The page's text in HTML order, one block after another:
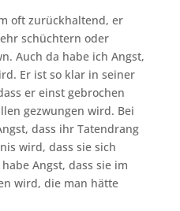
oft zurückhaltend, er
schüchtern oder
Auch da habe ich Angst,
Er ist so klar in seiner
er einst gebrochen
gezwungen wird. Bei
dass ihr Tatendrang
wird, dass sie sich
Angst, dass sie im
wird, die man hätte